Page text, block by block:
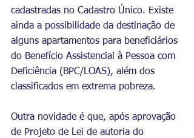
cadastradas no Cadastro Único. Existe
ainda a possibilidade da destinação de
alguns apartamentos para beneficiários
do Benefício Assistencial à Pessoa com
Deficiência (BPC/LOAS), além dos
classificados em extrema pobreza.
Outra novidade é que, após aprovação
de Projeto de Lei de autoria do